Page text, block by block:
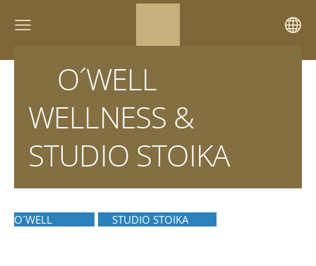
O´WELL
WELLNESS &
STUDIO STOIKA
O´WELL STUDIO STOIKA